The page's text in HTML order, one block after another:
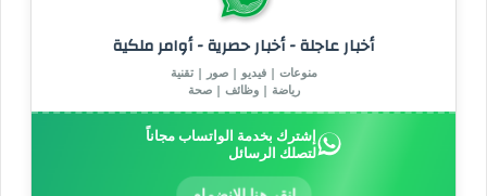
أخبار عاجلة - أخبار حصرية - أوامر ملكية
منوعات | فيديو | صور | تقنية
رياضة | وظائف | صحة
إشترك بخدمة الواتساب مجاناً
لتصلك الرسائل